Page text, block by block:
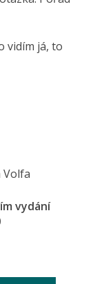
vidím já, to
Volfa
vydání